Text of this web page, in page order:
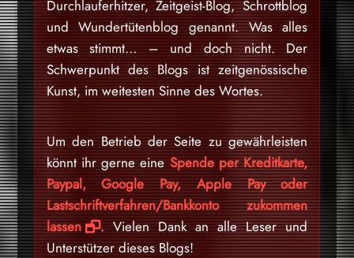
Durchlauferhitzer, Zeitgeist-Blog, Schrottblog
und Wundertütenblog genannt. Was alles
etwas stimmt… – und doch nicht. Der
Schwerpunkt des Blogs ist zeitgenössische
Kunst, im weitesten Sinne des Wortes.
Um den Betrieb der Seite zu gewährleisten
könnt ihr gerne eineSpende per Kreditkarte,
Paypal, Google Pay, Apple Pay oder
Lastschriftverfahren/Bankkonto zukommen
lassen
. Vielen Dank an alle Leser und
Unterstützer dieses Blogs!